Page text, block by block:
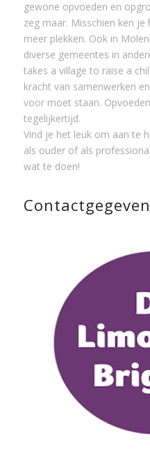
ervaarden dat er toen
gewone opvoeden en
zeg maar. Misschien ken
meer plekken. Ook in
diverse gemeentes in
takes a village to raise a
kracht van samenwerken
voor moet staan.
tegelijkertijd.
Vind je het leuk om aan te
als ouder of als